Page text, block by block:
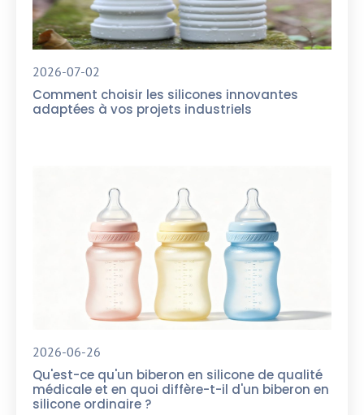
2026-07-02
Comment choisir les silicones innovantes
adaptées à vos projets industriels
2026-06-26
Qu'est-ce qu'un biberon en silicone de qualité
médicale et en quoi diffère-t-il d'un biberon en
silicone ordinaire ?